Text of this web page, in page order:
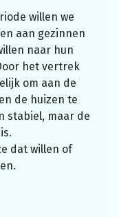
willen we
aan gezinnen
naar hun
het vertrek
om aan de
de huizen te
stabiel, maar de
dat willen of